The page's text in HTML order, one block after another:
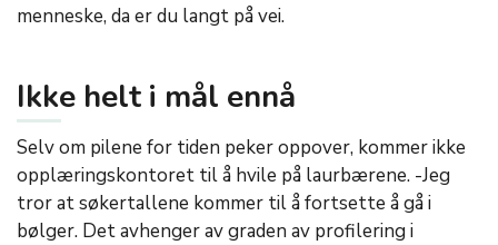
menneske, da er du langt på vei.
Ikke helt i mål ennå
Selv om pilene for tiden peker oppover, kommer ikke
opplæringskontoret til å hvile på laurbærene. -Jeg
tror at søkertallene kommer til å fortsette å gå i
bølger. Det avhenger av graden av profilering i